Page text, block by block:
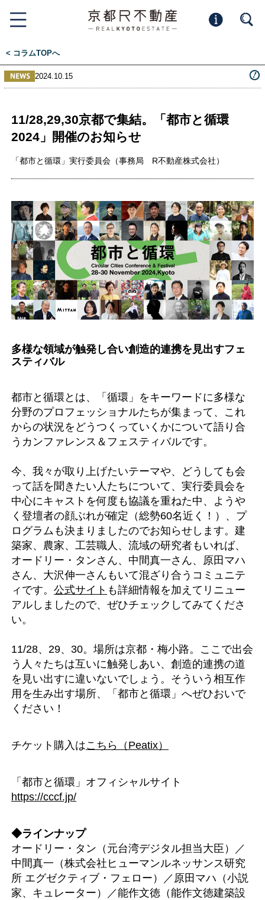
< コラムTOPへ
2024.10.15
11/28,29,30京都で集結。「都市と循環
2024」開催のお知らせ
「都市と循環」実行委員会（事務局 R不動産株式会社）
多様な領域が触発し合い創造的連携を見出すフェ
スティバル
都市と循環とは、「循環」をキーワードに多様な
分野のプロフェッショナルたちが集まって、これ
からの状況をどうつくっていくかについて語り合
うカンファレンス＆フェスティバルです。
今、我々が取り上げたいテーマや、どうしても会
って話を聞きたい人たちについて、実行委員会を
中心にキャストを何度も協議を重ねた中、ようや
く登壇者の顔ぶれが確定（総勢60名近く！）、プ
ログラムも決まりましたのでお知らせします。建
築家、農家、工芸職人、流域の研究者もいれば、
オードリー・タンさん、中間真一さん、原田マハ
さん、大沢伸一さんもいて混ざり合うコミュニテ
ィです。 公式サイト も詳細情報を加えてリニュー
アルしましたので、ぜひチェックしてみてくださ
い。
11/28、29、30。場所は京都・梅小路。ここで出会
う人々たちは互いに触発しあい、創造的連携の道
を見い出すに違いないでしょう。そういう相互作
用を生み出す場所、「都市と循環」へぜひおいで
ください！
チケット購入はこちら（Peatix）
「都市と循環」オフィシャルサイト
https://cccf.jp/
◆ラインナップ
オードリー・タン（元台湾デジタル担当大臣）／
中間真一（株式会社ヒューマンルネッサンス研究
所 エグゼクティブ・フェロー）／原田マハ（小説
家、キュレーター）／能作文徳（能作文徳建築設